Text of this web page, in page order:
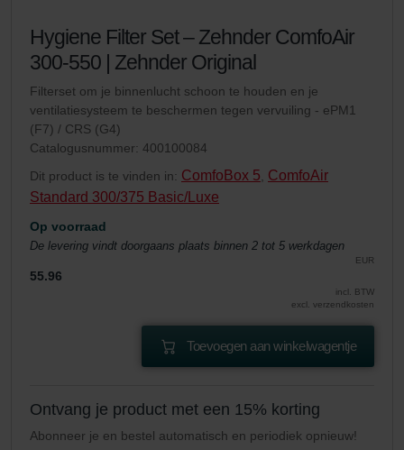
Hygiene Filter Set – Zehnder ComfoAir
300-550 | Zehnder Original
Filterset om je binnenlucht schoon te houden en je
ventilatiesysteem te beschermen tegen vervuiling - ePM1
(F7) / CRS (G4)
Catalogusnummer: 400100084
Dit product is te vinden in: ComfoBox 5 ComfoAir
Standard 300/375 Basic/Luxe
Op voorraad
De levering vindt doorgaans plaats binnen 2 tot 5 werkdagen
EUR
55.96
incl. BTW
excl. verzendkosten
Toevoegen aan winkelwagentje
Ontvang je product met een 15% korting
Abonneer je en bestel automatisch en periodiek opnieuw!